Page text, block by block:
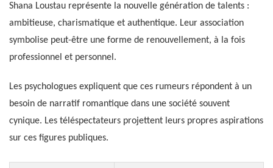
Shana Loustau représente la nouvelle génération de talents :
ambitieuse, charismatique et authentique. Leur association
symbolise peut-être une forme de renouvellement, à la fois
professionnel et personnel.
Les psychologues expliquent que ces rumeurs répondent à un
besoin de narratif romantique dans une société souvent
cynique. Les téléspectateurs projettent leurs propres aspirations
sur ces figures publiques.